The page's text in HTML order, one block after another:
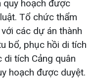
quy hoạch được
Tổ chức thẩm
các dự án thành
bổ, phục hồi di tích
di tích Cảng quân
hoạch được duyệt.